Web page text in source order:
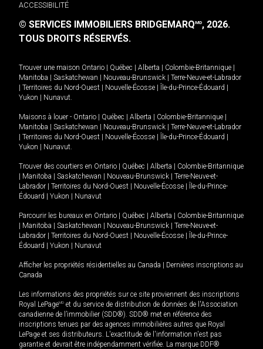
ACCESSIBILITÉ
© SERVICES IMMOBILIERS BRIDGEMARQMD, 2026.
TOUS DROITS RÉSERVÉS.
Trouver une maison Ontario | Québec | Alberta | Colombie-Britannique |
Manitoba | Saskatchewan | Nouveau-Brunswick | Terre-Neuve-et-Labrador
| Territoires du Nord-Ouest | Nouvelle-Écosse | Île-du-Prince-Édouard |
Yukon | Nunavut.
Maisons à louer - Ontario | Québec | Alberta | Colombie-Britannique |
Manitoba | Saskatchewan | Nouveau-Brunswick | Terre-Neuve-et-Labrador
| Territoires du Nord-Ouest | Nouvelle-Écosse | Île-du-Prince-Édouard |
Yukon | Nunavut.
Trouver des courtiers en Ontario | Québec | Alberta | Colombie-Britannique
| Manitoba | Saskatchewan | Nouveau-Brunswick | Terre-Neuve-et-
Labrador | Territoires du Nord-Ouest | Nouvelle-Écosse | Île-du-Prince-
Édouard | Yukon | Nunavut
Parcourir les bureaux en Ontario | Québec | Alberta | Colombie-Britannique
| Manitoba | Saskatchewan | Nouveau-Brunswick | Terre-Neuve-et-
Labrador | Territoires du Nord-Ouest | Nouvelle-Écosse | Île-du-Prince-
Édouard | Yukon | Nunavut
Afficher les propriétés résidentielles au Canada | Dernières inscriptions au
Canada
Les informations des propriétés sur ce site proviennent des inscriptions
Royal LePageMD et du service de distribution de données de l'Association
canadienne de l’immobilier (SDD®). SDD® met en référence des
inscriptions tenues par des agences immobilières autres que Royal
LePage et ses distributeurs. L'exactitude de l'information n'est pas
garantie et devrait être indépendamment vérifiée. La marque DDF®